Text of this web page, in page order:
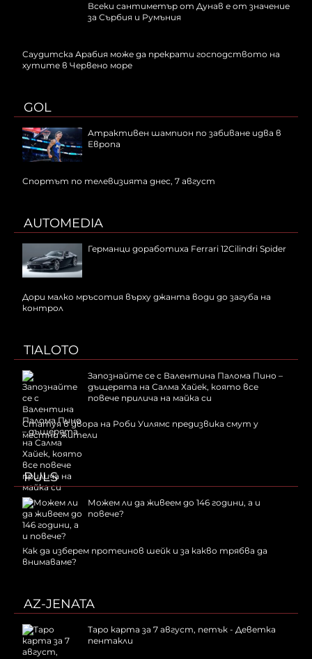
Всеки сантиметър от Дунав е от значение
за Сърбия и Румъния
Саудитска Арабия може да прекрати господството на
хутите в Червено море
GOL
Атрактивен шампион по забиване идва в
Европа
Спортът по телевизията днес, 7 август
AUTOMEDIA
Германци доработиха Ferrari 12Cilindri Spider
Дори малко мръсотия върху джанта води до загуба на
контрол
TIALOTO
Запознайте се с Валентина Палома Пино –
дъщерята на Салма Хайек, която все
повече прилича на майка си
Статуя в двора на Роби Уилямс предизвика смут у
местни жители
PULS
Можем ли да живеем до 146 години, а и
повече?
Как да изберем протеинов шейк и за какво трябва да
внимаваме?
AZ-JENATA
Таро карта за 7 август, петък - Деветка
пентакли